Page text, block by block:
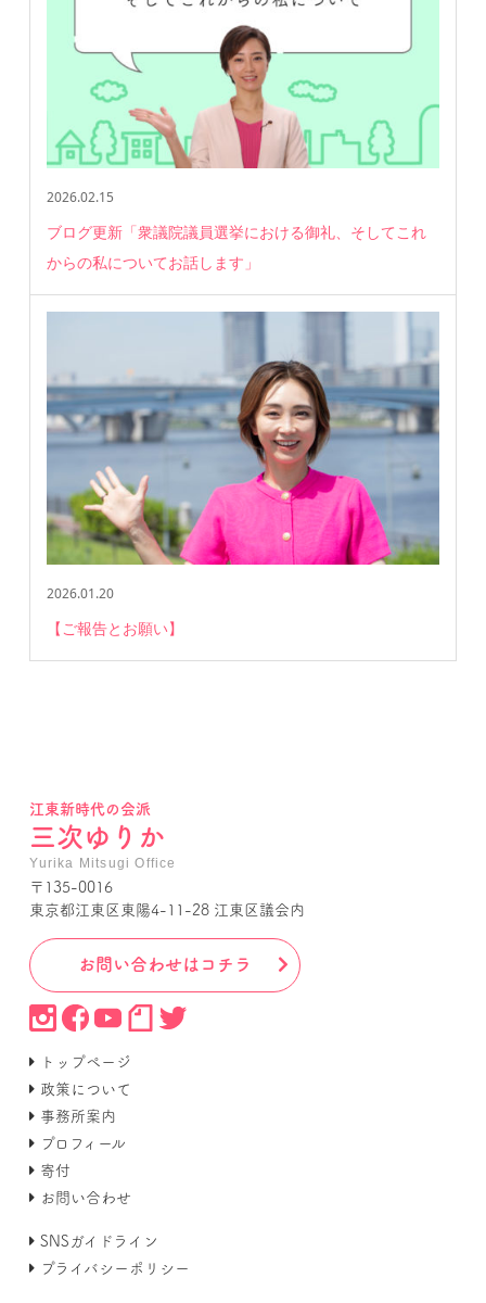
2026.02.15
ブログ更新「衆議院議員選挙における御礼、そしてこれ
からの私についてお話します」
2026.01.20
【ご報告とお願い】
江東新時代の会派
三次ゆりか
Yurika Mitsugi Office
〒135-0016
東京都江東区東陽4-11-28 江東区議会内
お問い合わせはコチラ
トップページ
政策について
事務所案内
プロフィール
寄付
お問い合わせ
SNSガイドライン
プライバシーポリシー